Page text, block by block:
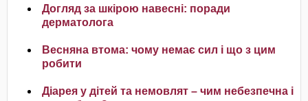
Догляд за шкірою навесні: поради
дерматолога
Весняна втома: чому немає сил і що з цим
робити
Діарея у дітей та немовлят – чим небезпечна і